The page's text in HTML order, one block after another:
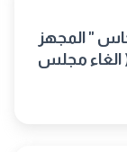
" المجهز
الغاء مجلس